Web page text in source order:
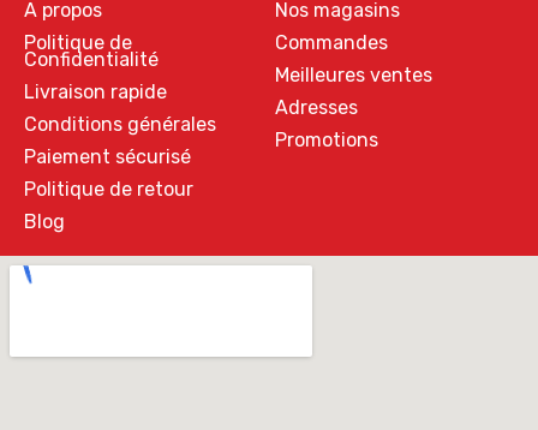
A propos
Politique de
Confidentialité
Livraison rapide
Conditions générales
Paiement sécurisé
Politique de retour
Blog
Nos magasins
Commandes
Meilleures ventes
Adresses
Promotions